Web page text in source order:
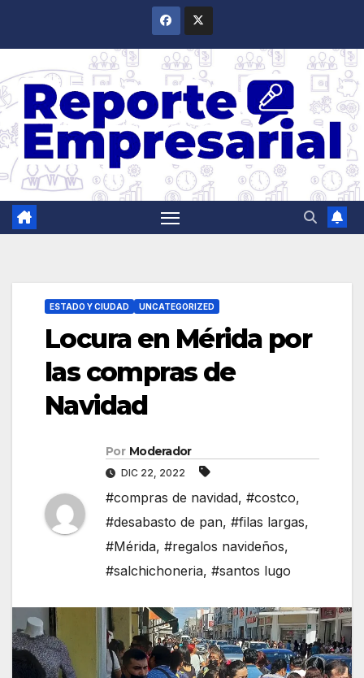
ESTADO Y CIUDAD UNCATEGORIZED
Locura en Mérida por
las compras de
Navidad
Por Moderador
DIC 22, 2022
#compras de navidad, #costco,
#desabasto de pan, #filas largas,
#Mérida, #regalos navideños,
#salchichoneria, #santos lugo